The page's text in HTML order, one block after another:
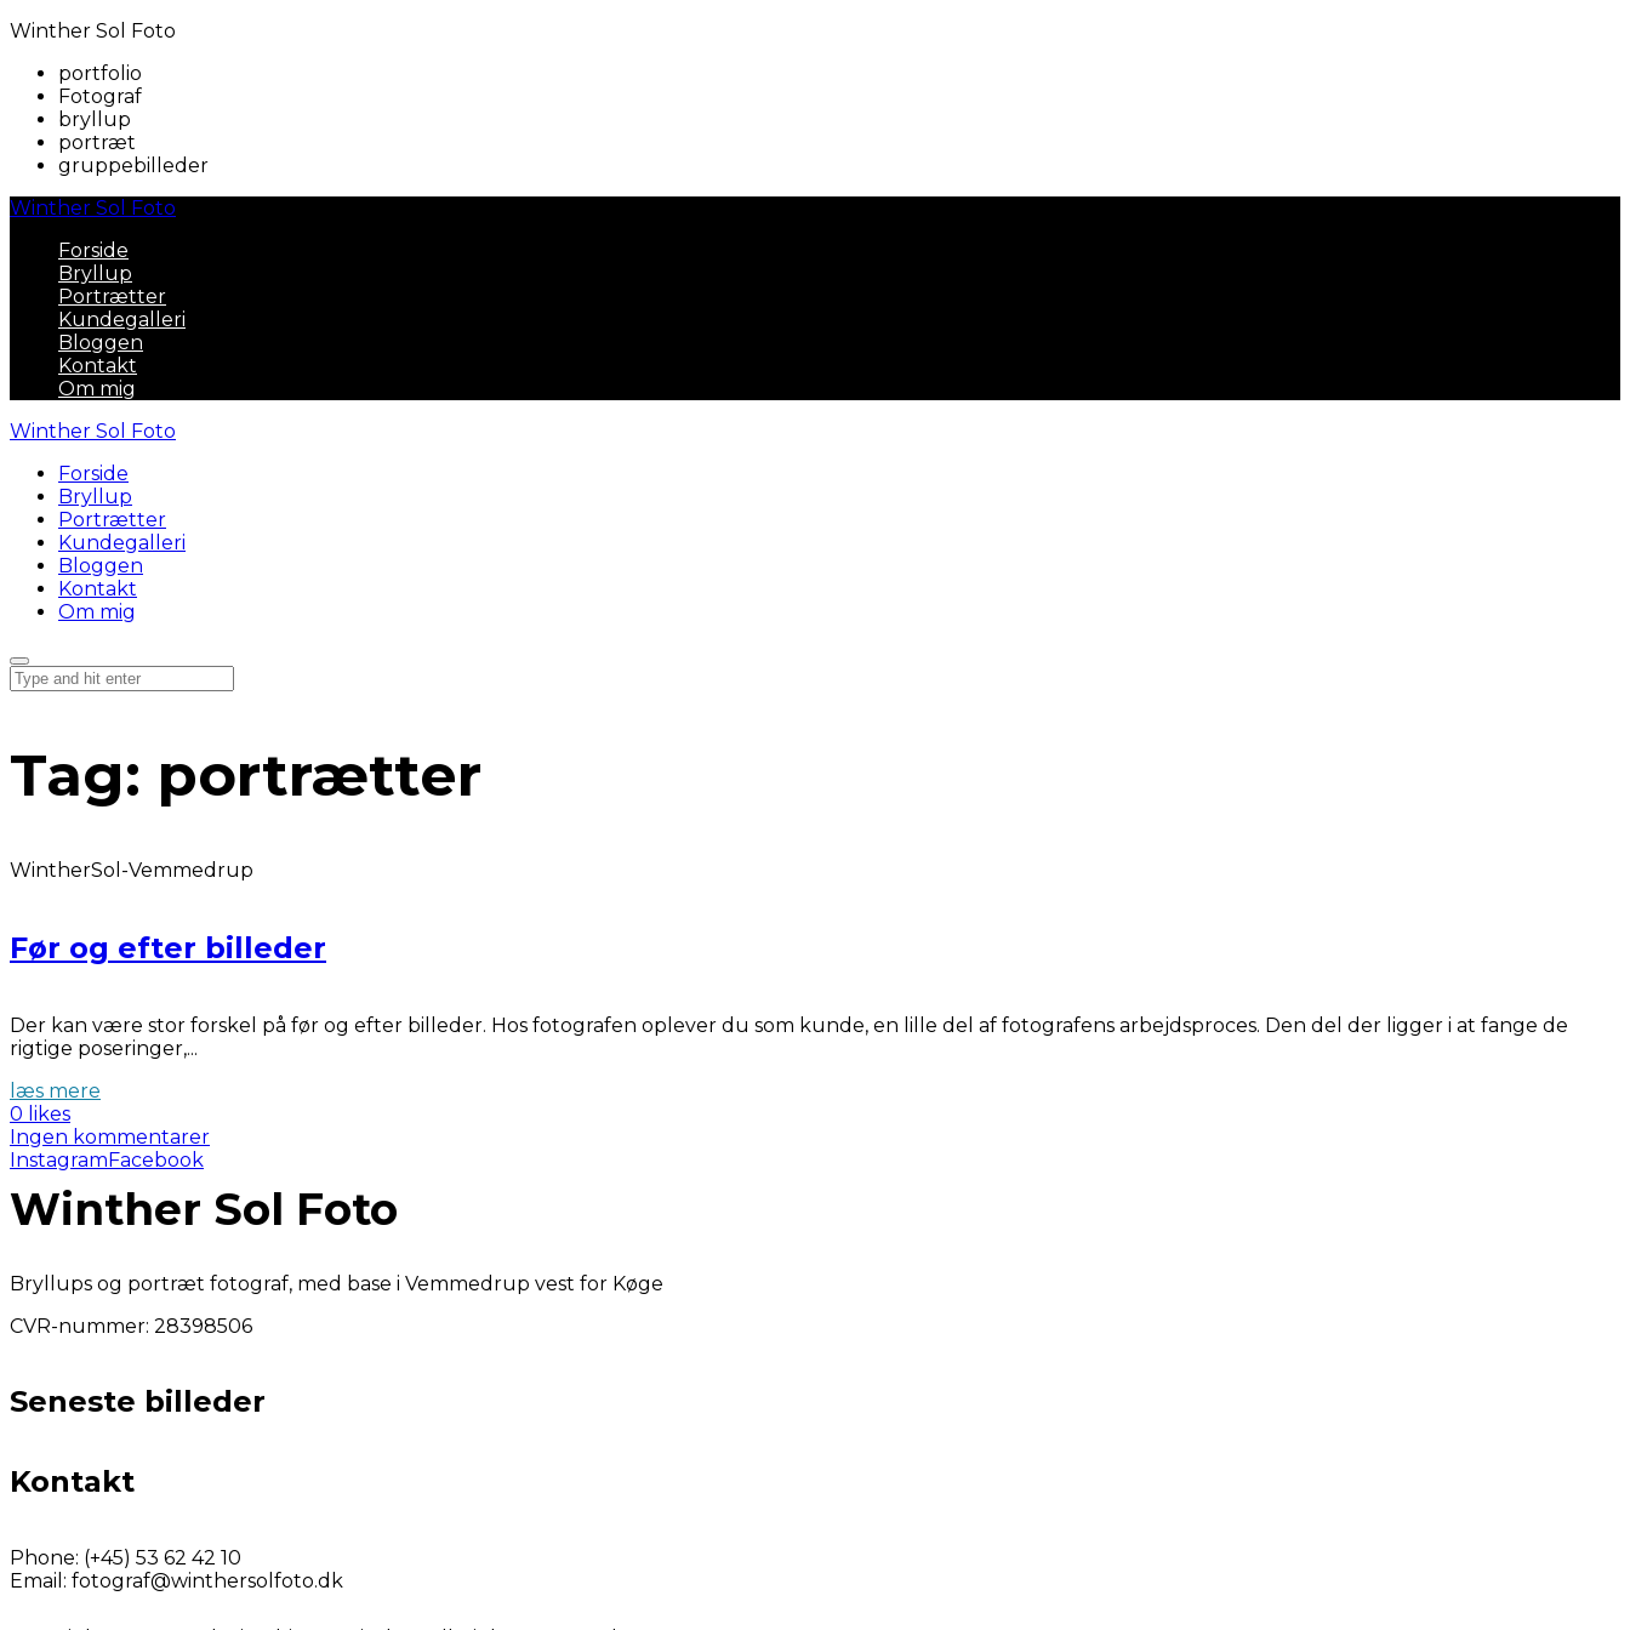
Winther Sol Foto
portfolio
Fotograf
bryllup
portræt
gruppebilleder
Winther Sol Foto
Forside
Bryllup
Portrætter
Kundegalleri
Bloggen
Kontakt
Om mig
Winther Sol Foto
Forside
Bryllup
Portrætter
Kundegalleri
Bloggen
Kontakt
Om mig
Tag: portrætter
WintherSol-Vemmedrup
Før og efter billeder
Der kan være stor forskel på før og efter billeder. Hos fotografen oplever du som kunde, en lille del af fotografens arbejdsproces. Den del der ligger i at fange de
rigtige poseringer,...
læs mere
0 likes
Ingen kommentarer
InstagramFacebook
Winther Sol Foto
Bryllups og portræt fotograf, med base i Vemmedrup vest for Køge
CVR-nummer: 28398506
Seneste billeder
Kontakt
Phone: (+45) 53 62 42 10
Email: fotograf@winthersolfoto.dk